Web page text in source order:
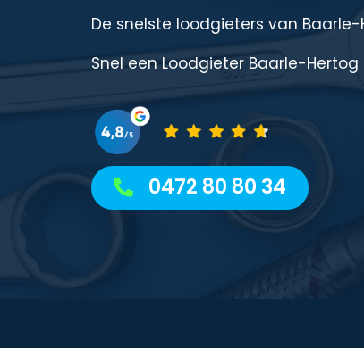
De snelste loodgieters van Baarle-
Snel een Loodgieter Baarle-Hertog
0472 80 80 34